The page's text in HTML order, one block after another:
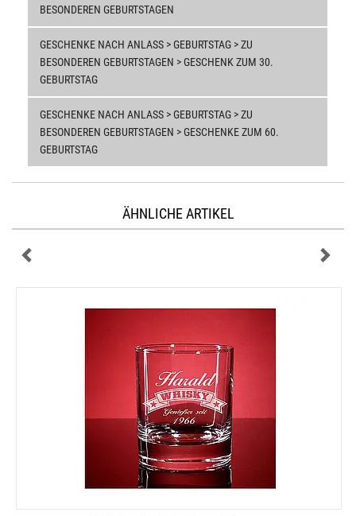
BESONDEREN GEBURTSTAGEN
GESCHENKE NACH ANLASS > GEBURTSTAG > ZU
BESONDEREN GEBURTSTAGEN > GESCHENK ZUM 30.
GEBURTSTAG
GESCHENKE NACH ANLASS > GEBURTSTAG > ZU
BESONDEREN GEBURTSTAGEN > GESCHENKE ZUM 60.
GEBURTSTAG
ÄHNLICHE ARTIKEL